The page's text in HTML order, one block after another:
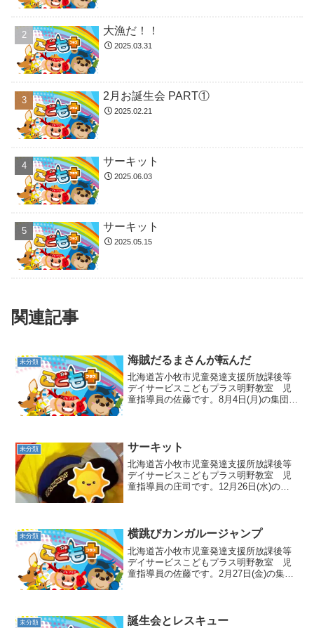
大漁だ！！
2025.03.31
2月お誕生会 PART①
2025.02.21
サーキット
2025.06.03
サーキット
2025.05.15
関連記事
未分類 海賊だるまさんが転んだ
北海道苫小牧市児童発達支援所放課後等
デイサービスこどもプラス明野教室 児
童指導員の佐藤です。8月4日(月)の集団活
時にストップ❢と普...
未分類 サーキット
北海道苫小牧市児童発達支援所放課後等
デイサービスこどもプラス明野教室 児
童指導員の庄司です。12月26日(水)の集
ンネルが回ったり...
未分類 横跳びカンガルージャンプ
北海道苫小牧市児童発達支援所放課後等
デイサービスこどもプラス明野教室 児
童指導員の佐藤です。2月27日(金)の集団
す❢ ゆっくりフープ...
未分類 誕生会とレスキュー